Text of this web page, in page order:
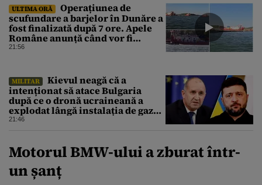
ULTIMA ORĂ
Operațiunea de
scufundare a barjelor în Dunăre a
fost finalizată după 7 ore. Apele
Române anunță când vor fi
simțite efectele
21:56
MILITAR
Kievul neagă că a
intenționat să atace Bulgaria
după ce o dronă ucraineană a
explodat lângă instalația de gaz
de la granița României
21:46
Motorul BMW-ului a zburat într-
un șanț